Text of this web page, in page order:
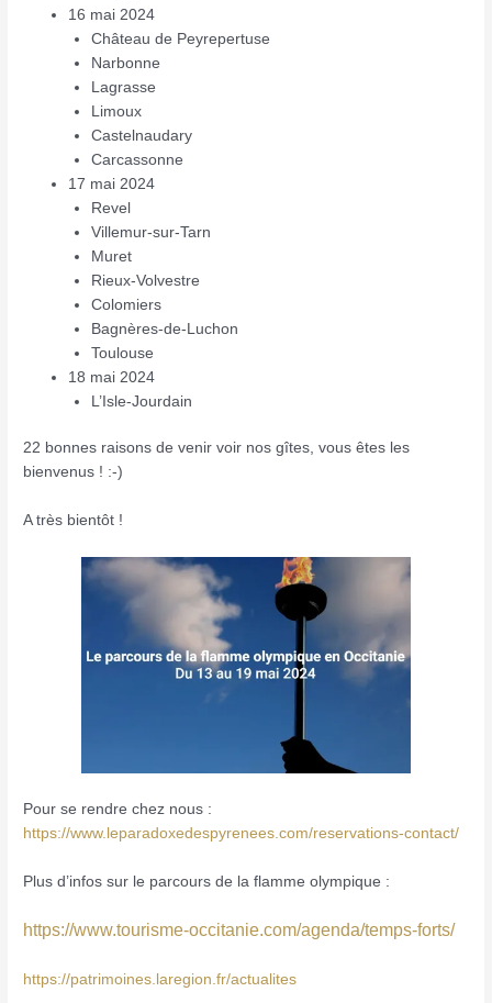
16 mai 2024
Château de Peyrepertuse
Narbonne
Lagrasse
Limoux
Castelnaudary
Carcassonne
17 mai 2024
Revel
Villemur-sur-Tarn
Muret
Rieux-Volvestre
Colomiers
Bagnères-de-Luchon
Toulouse
18 mai 2024
L’Isle-Jourdain
22 bonnes raisons de venir voir nos gîtes, vous êtes les
bienvenus ! :-)
A très bientôt !
Pour se rendre chez nous :
https://www.leparadoxedespyrenees.com/reservations-contact/
Plus d’infos sur le parcours de la flamme olympique :
https://www.tourisme-occitanie.com/agenda/temps-forts/
https://patrimoines.laregion.fr/actualites